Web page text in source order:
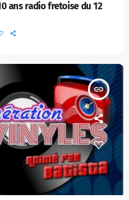
ans radio fretoise du 12
insert_link